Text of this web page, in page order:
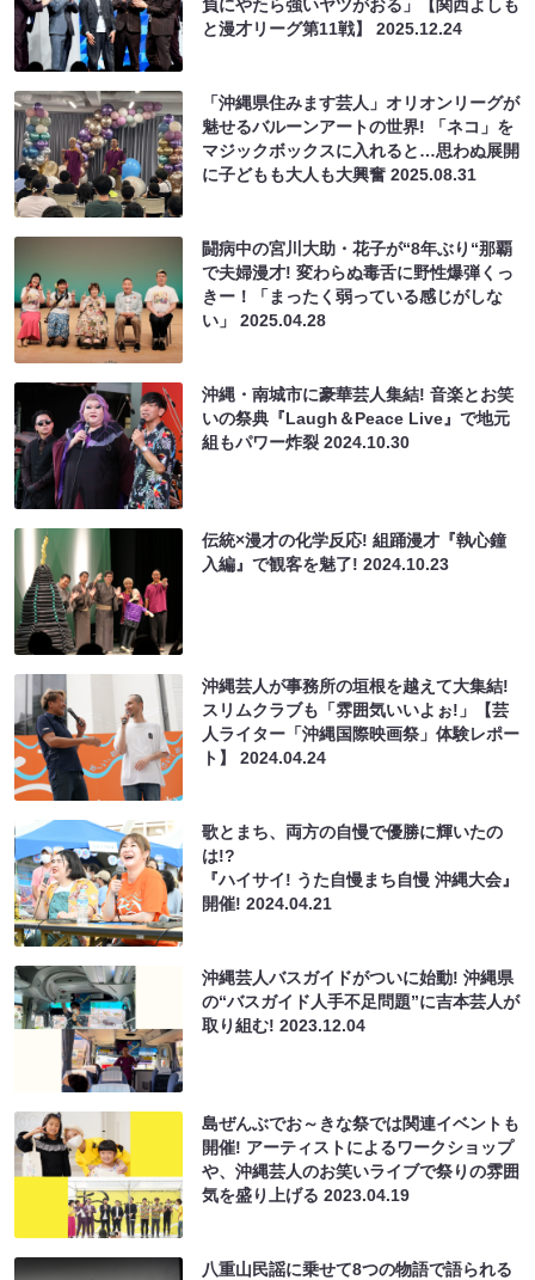
負にやたら強いヤツがおる」【関西よしも
と漫才リーグ第11戦】2025.12.24
「沖縄県住みます芸人」オリオンリーグが
魅せるバルーンアートの世界! 「ネコ」を
マジックボックスに入れると…思わぬ展開
に子どもも大人も大興奮2025.08.31
闘病中の宮川大助・花子が“8年ぶり“那覇
で夫婦漫才! 変わらぬ毒舌に野性爆弾くっ
きー！「まったく弱っている感じがしな
い」2025.04.28
沖縄・南城市に豪華芸人集結! 音楽とお笑
いの祭典『Laugh＆Peace Live』で地元
組もパワー炸裂2024.10.30
伝統×漫才の化学反応! 組踊漫才『執心鐘
入編』で観客を魅了!2024.10.23
沖縄芸人が事務所の垣根を越えて大集結!
スリムクラブも「雰囲気いいよぉ!」【芸
人ライター「沖縄国際映画祭」体験レポー
ト】2024.04.24
歌とまち、両方の自慢で優勝に輝いたの
は!?
『ハイサイ! うた自慢まち自慢 沖縄大会』
開催!2024.04.21
沖縄芸人バスガイドがついに始動! 沖縄県
の“バスガイド人手不足問題”に吉本芸人が
取り組む!2023.12.04
島ぜんぶでお～きな祭では関連イベントも
開催! アーティストによるワークショップ
や、沖縄芸人のお笑いライブで祭りの雰囲
気を盛り上げる2023.04.19
八重山民謡に乗せて8つの物語で語られる